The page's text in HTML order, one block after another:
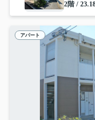
2階 /
アパート